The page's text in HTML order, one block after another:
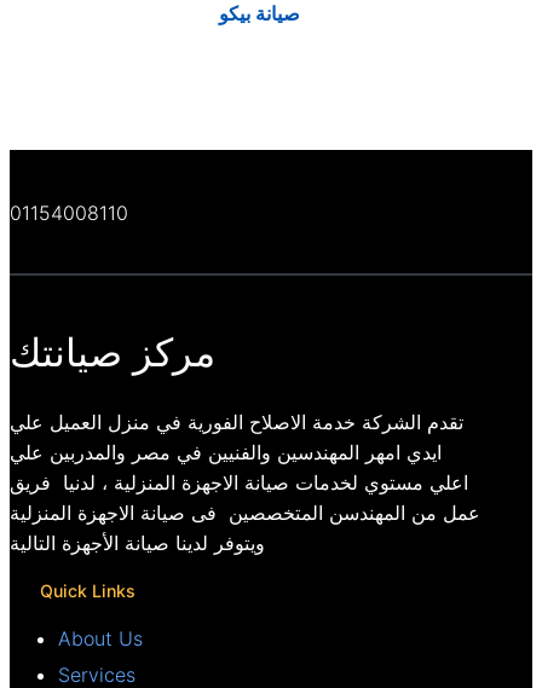
صيانة بيكو
01154008110
مركز صيانتك
تقدم الشركة خدمة الاصلاح الفورية في منزل العميل علي
ايدي امهر المهندسين والفنيين في مصر والمدربين علي
اعلي مستوي لخدمات صيانة الاجهزة المنزلية ، لدنيا فريق
عمل من المهندسن المتخصصين فى صيانة الاجهزة المنزلية
ويتوفر لدينا صيانة الأجهزة التالية
Quick Links
About Us
Services